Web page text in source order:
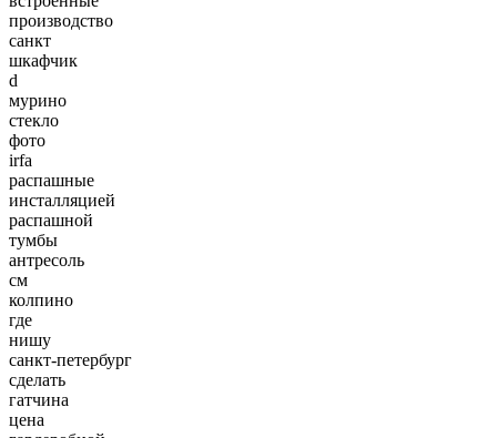
производство
санкт
шкафчик
d
мурино
стекло
фото
irfa
распашные
инсталляцией
распашной
тумбы
антресоль
см
колпино
где
нишу
санкт-петербург
сделать
гатчина
цена